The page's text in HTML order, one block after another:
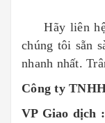
Hãy liên hệ
chúng tôi sẵn
nhanh nhất.
Công ty
VP Giao dịch